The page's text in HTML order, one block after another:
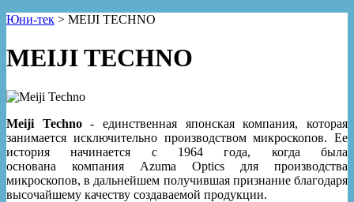
Юни-тек > MEIJI TECHNO
MEIJI TECHNO
Meiji Techno- единственная японская компания, которая
занимается исключительно производством микроскопов. Ее
история начинается с 1964 года, когда была
основана компания Azuma Optics для производства
микроскопов, в дальнейшем получившая признание благодаря
высочайшему качеству создаваемой продукции.